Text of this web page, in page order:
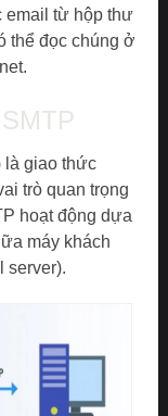
email từ hộp thư
thể đọc chúng ở
là giao thức
trò quan trọng
hoạt động dựa
máy khách
server).